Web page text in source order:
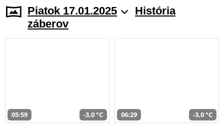
Piatok 17.01.2025
História
záberov
05:59 -3,0 °C 06:29 -3,0 °C